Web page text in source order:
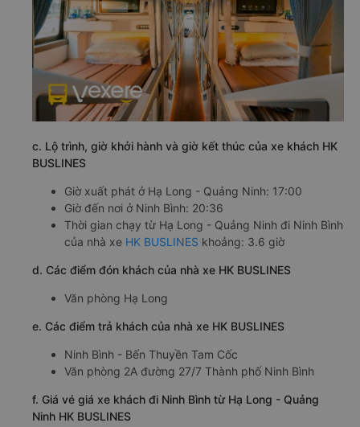
c. Lộ trình, giờ khởi hành và giờ kết thúc của xe khách HK
BUSLINES
Giờ xuất phát ở Hạ Long - Quảng Ninh: 17:00
Giờ đến nơi ở Ninh Bình: 20:36
Thời gian chạy từ Hạ Long - Quảng Ninh đi Ninh Bình
của nhà xe HK BUSLINES khoảng: 3.6 giờ
d. Các điểm đón khách của nhà xe HK BUSLINES
Văn phòng Hạ Long
e. Các điểm trả khách của nhà xe HK BUSLINES
Ninh Bình - Bến Thuyền Tam Cốc
Văn phòng 2A đường 27/7 Thành phố Ninh Bình
f. Giá vé giá xe khách đi Ninh Bình từ Hạ Long - Quảng
Ninh HK BUSLINES